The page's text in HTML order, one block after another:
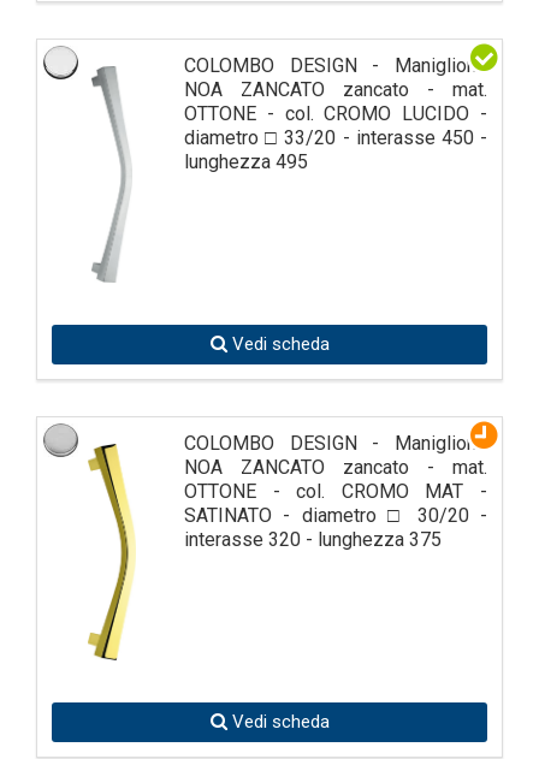
COLOMBO DESIGN - Maniglione
NOA ZANCATO zancato - mat.
OTTONE - col. CROMO LUCIDO -
diametro □ 33/20 - interasse 450 -
lunghezza 495
Vedi scheda
COLOMBO DESIGN - Maniglione
NOA ZANCATO zancato - mat.
OTTONE - col. CROMO MAT -
SATINATO - diametro □ 30/20 -
interasse 320 - lunghezza 375
Vedi scheda